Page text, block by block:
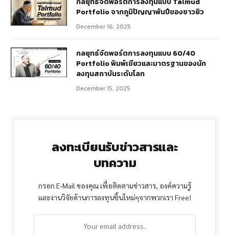
Portfolio จากภูมิปัญญาพันปีของชาวยิว
December 16, 2025
กลยุทธ์จัดพอร์ตการลงทุนแบบ 60/40
Portfolio พิมพ์เขียวและมาตรฐานของนัก
ลงทุนสถาบันระดับโลก
December 15, 2025
ลงทะเบียนรับข่าวสารและ
บทความ
กรอก E-Mail ของคุณ เพื่อติดตามข่าวสาร, องค์ความรู้
และงานวิจัยด้านการลงทุนชิ้นใหม่ๆจากพวกเรา Free!